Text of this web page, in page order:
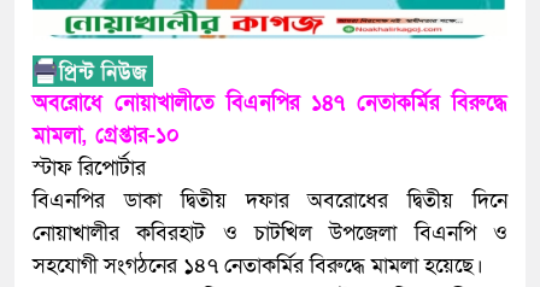
অবরোধে নোয়াখালীতে বিএনপির ১৪৭ নেতাকর্মির বিরুদ্ধে
মামলা, গ্রেপ্তার-১০
স্টাফ রিপোর্টার
বিএনপির ডাকা দ্বিতীয় দফার অবরোধের দ্বিতীয় দিনে
নোয়াখালীর কবিরহাট ও চাটখিল উপজেলা বিএনপি ও
সহযোগী সংগঠনের ১৪৭ নেতাকর্মির বিরুদ্ধে মামলা হয়েছে।